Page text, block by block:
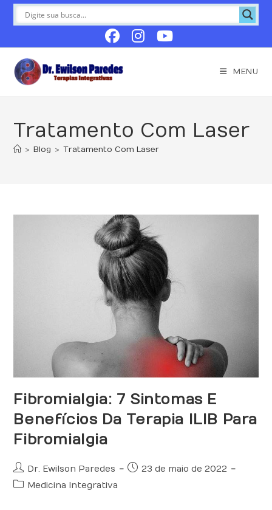
para
MENU
Tratamento Com Laser
> Blog > Tratamento Com Laser
Fibromialgia: 7 Sintomas E
Benefícios Da Terapia ILIB Para
Fibromialgia
Autor
do
Dr. Ewilson Paredes
Post23 de maio de 2022
Categoria
Medicina Integrativa